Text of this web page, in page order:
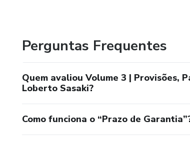
Perguntas Frequentes
Quem avaliou Volume 3 | Provisões,
Loberto Sasaki?
Como funciona o “Prazo de